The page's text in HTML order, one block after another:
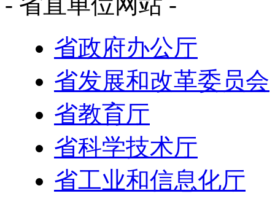
省政府办公厅
省发展和改革委员会
省教育厅
省科学技术厅
省工业和信息化厅